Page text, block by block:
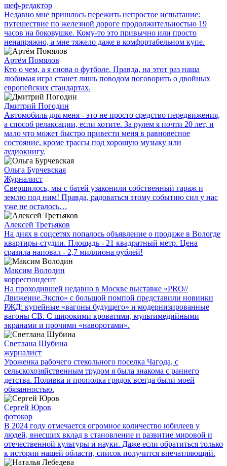
шеф-редактор
Недавно мне пришлось пережить непростое испытание:
путешествие по железной дороге продолжительностью 19
часов на боковушке. Кому-то это привычно или просто
ненапряжно, а мне тяжело даже в комфортабельном купе.
Артём Помялов
Кто о чем, а я снова о футболе. Правда, на этот раз наша
любимая игра станет лишь поводом поговорить о двойных
европейских стандартах.
Дмитрий Погодин
Автомобиль для меня - это не просто средство передвижения,
а способ релаксации, если хотите. За рулем я почти 20 лет, и
мало что может быстро привести меня в равновесное
состояние, кроме трассы под хорошую музыку или
аудиокнигу.
Ольга Бурчевская
Журналист
Свершилось, мы с батей узаконили собственный гараж и
землю под ним! Правда, радоваться этому событию сил у нас
уже не осталось…
Алексей Третьяков
На днях в соцсетях попалось объявление о продаже в Вологде
квартиры-студии. Площадь - 21 квадратный метр. Цена
сразила наповал - 2,7 миллиона рублей!
Максим Володин
корреспондент
На проходившей недавно в Мос­кве выставке «PRO//
Движение.Экспо» с большой помпой представили новинки
РЖД: купейные «вагоны будущего» и модернизированные
вагоны СВ. С широкими кроватями, мультимедийными
экранами и прочими «наворотами».
Светлана Шубина
журналист
Уроженка рабочего стекольного поселка Чагода, с
сельскохозяйственным трудом я была знакома с раннего
детства. Поливка и прополка грядок всегда были моей
обязанностью.
Сергей Юров
фотокор
В 2024 году отмечается огромное количество юбилеев у
людей, внесших вклад в становление и развитие мировой и
отечественной культуры и науки. Даже если обратиться только
к истории нашей области, список получится впечатляющий.